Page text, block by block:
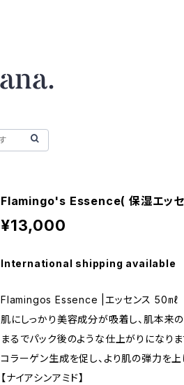
Flamingo's Essence( 保湿エッセ
¥13,000
International shipping available
Flamingos Essence |エッセンス 50㎖
肌にしっかり美容成分が吸着し、肌本来の
まるでパック後のような仕上がりになりま
コラーゲン生成を促し、より肌の弾力を上
【ナイアシンアミド】